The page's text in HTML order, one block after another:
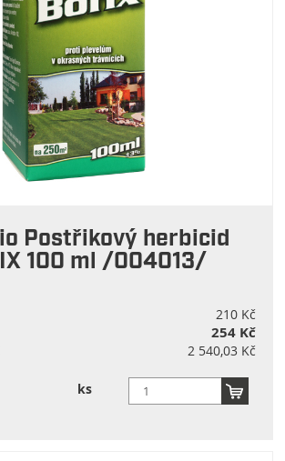
Postřikový herbicid
100 ml /004013/
210 Kč
254 Kč
2 540,03 Kč
ks